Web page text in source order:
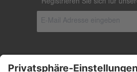
Registrieren Sie sich für
Kontakt